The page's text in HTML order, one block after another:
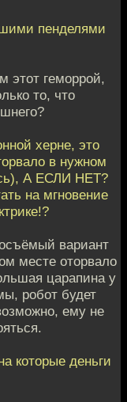
пенделями
этот геморрой,
то, что
херне, это
в нужном
А ЕСЛИ НЕТ?
на мгновение
вариант
месте оторвало
царапина у
робот будет
ему не
которые деньги